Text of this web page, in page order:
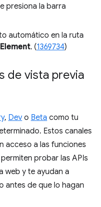
presiona la barra
automático en la ruta
Element. (1369734)
de vista previa
, Dev o Beta como tu
Estos canales
acceso a las funciones
probar las APIs
web y te ayudan a
antes de que lo hagan